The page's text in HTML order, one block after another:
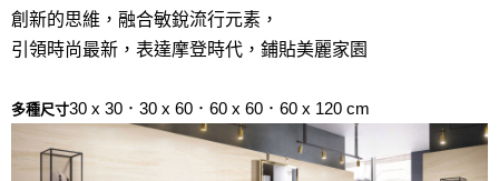
創新的思維，融合敏銳流行元素，
引領時尚最新，表達摩登時代，鋪貼美麗家園
多種尺寸30 x 30．30 x 60．60 x 60．60 x 120 cm